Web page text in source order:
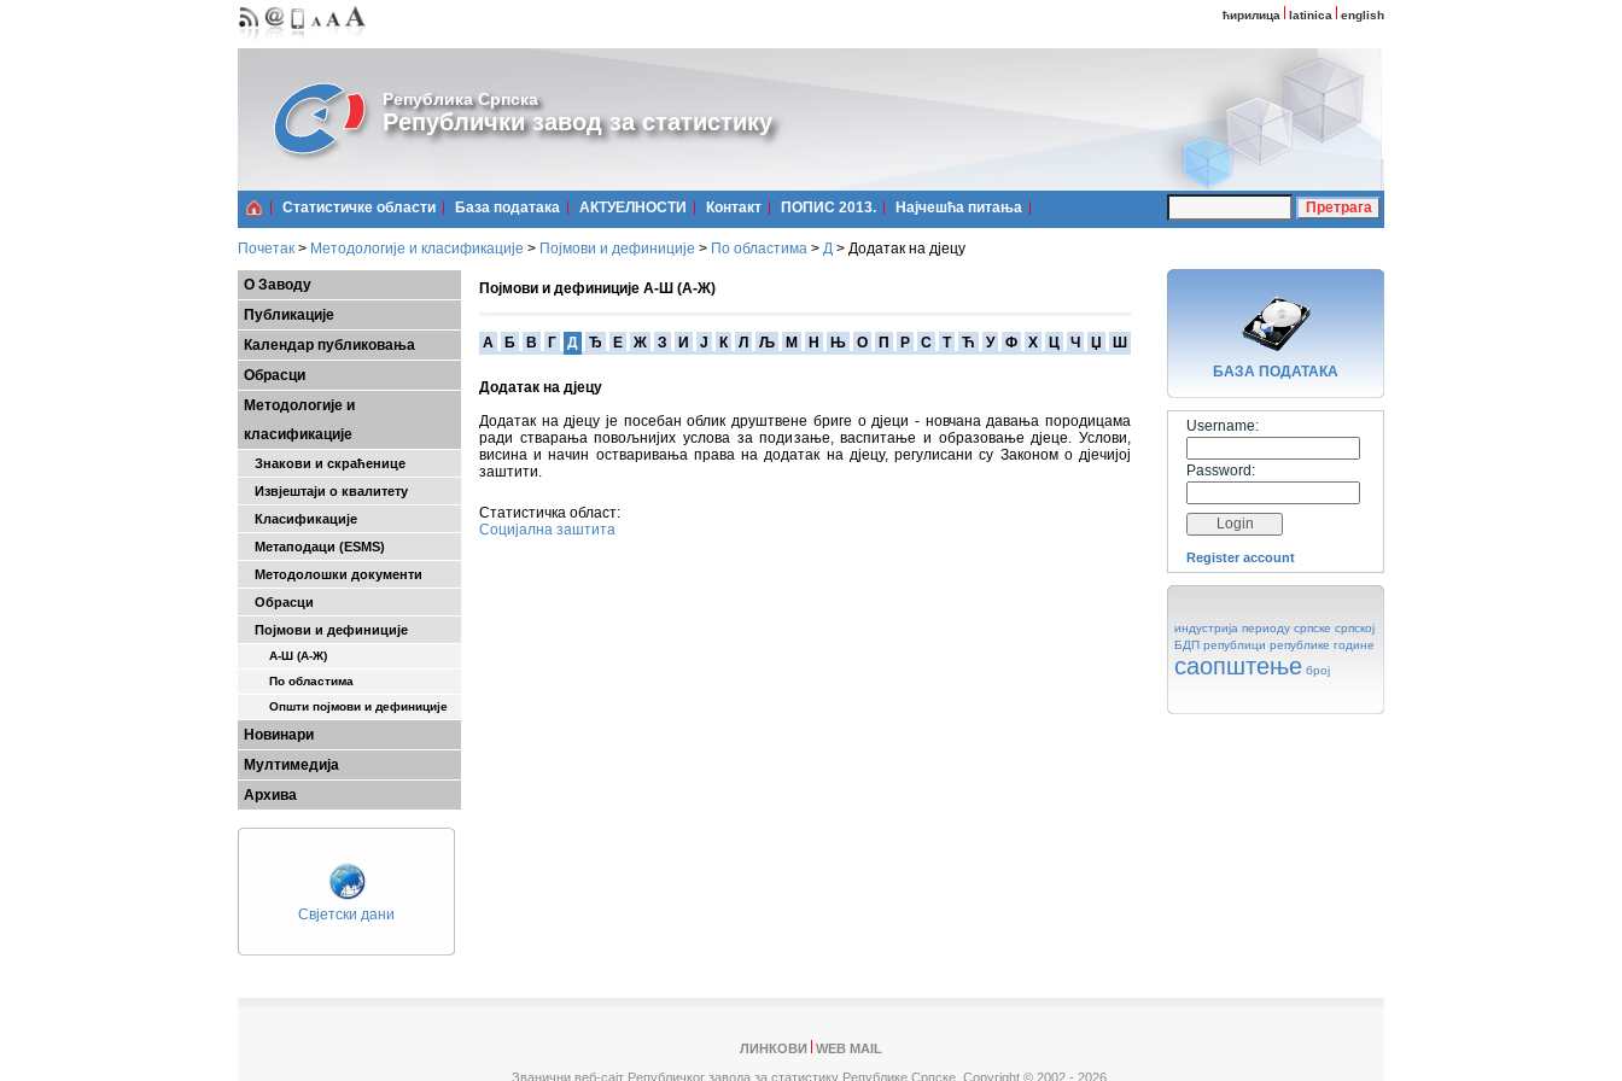
ћирилица latinica english
Република Српска
Републички завод за статистику
Статистичке области Базa података АКТУЕЛНОСТИ Контакт ПОПИС 2013. Најчешћa питања
Почетак > Методологије и класификације > Појмови и дефиниције > По областима > Д > Додатак на дјецу
О Заводу
Публикације
Календар публиковања
Обрасци
Методологије и
класификације
Знакови и скраћенице
Извјештаји о квалитету
Класификације
Метаподаци (ESMS)
Методолошки документи
Обрасци
Појмови и дефиниције
А-Ш (A-Ж)
По областима
Општи појмови и дефиниције
Новинари
Мултимедија
Архива
Свјетски дани
Појмови и дефиниције А-Ш (А-Ж)
A Б В Г Д Ђ Е Ж З И Ј К Л Љ М Н Њ О П Р С Т Ћ У Ф Х Ц Ч Џ Ш
Додатак на дјецу
Додатак на дјецу је посебан облик друштвене бриге о дјеци - новчана давања породицама
ради стварања повољнијих услова за подизање, васпитање и образовање дјеце. Услови,
висина и начин остваривања права на додатак на дјецу, регулисани су Законом о дјечијој
заштити.
Статистичка област:
Социјална заштита
БАЗA ПОДАТАКА
Username:
Password:
Register account
индустрија периоду српске српској
БДП републици републике године
саопштење број
ЛИНКОВИ
WEB MAIL
Званични веб-сајт Републичког завода за статистику Републике Српске, Copyright © 2002 - 2026.